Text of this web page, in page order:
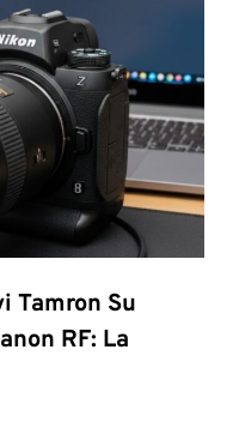
Tamron Su
RF: La